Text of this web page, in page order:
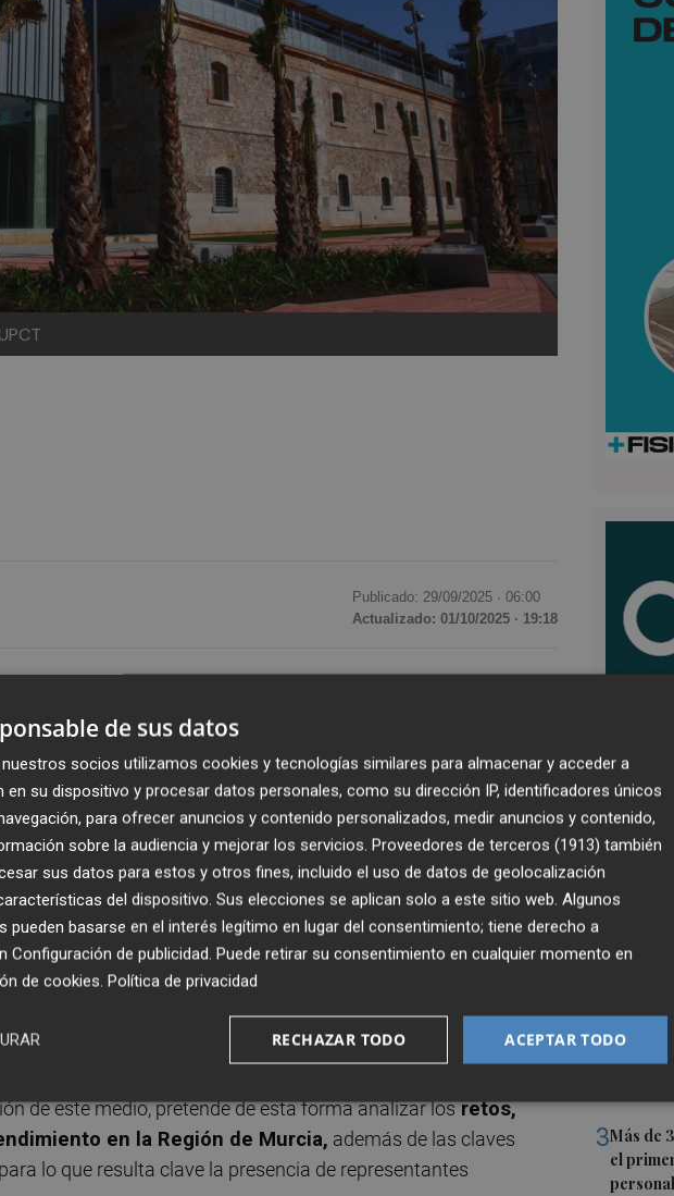
1
alerta
Vega
2Más de
3Más de
el
Publicado: 29/09/2025 · 06:00
Actualizado: 01/10/2025 · 19:18
de posicionarse como un campo fértil para la
ello, resulta clave la promoción y gestión del talento que
aunque también influyen la buena interpretación del
las oportunidades que se presenten. Todas estas cuestiones se
de los
'Diálogos Murcia Plaza'
que organiza este periódico
(INFO) y que tiene por título
El emprendimiento en la Región.
José Bernal Torres, jefa del Área de Desarrollo
Rubio Bañón, vicerrectora de Estudiantes y Empleo de la
Sánchez-Val,vicerrectora de Economía y Planificación de
Carlos Vicente Caballero
y socia fundadora de Embryocloud. Por su parte,Francisco
de moderar el debate.
de este medio, pretende de esta forma analizar losretos,
en la Región de Murcia, además de las claves
lo que resulta clave la presencia de representantes
de sus datos
socios utilizamos cookies y tecnologías similares para almacenar y acceder a
en su dispositivo y procesar datos personales, como su dirección IP, identificadores únicos
para ofrecer anuncios y contenido personalizados, medir anuncios y contenido,
sobre la audiencia y mejorar los servicios. Proveedores de terceros (1913) también
sus datos para estos y otros fines, incluido el uso de datos de geolocalización
del dispositivo. Sus elecciones se aplican solo a este sitio web. Algunos
pueden basarse en el interés legítimo en lugar del consentimiento; tiene derecho a
Configuración de publicidad. Puede retirar su consentimiento en cualquier momento en
de cookies. Política de privacidad
ACEPTAR TODO
RECHAZAR TODO